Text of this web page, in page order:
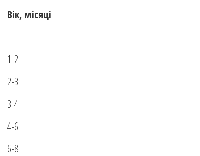
Вік, місяці
1-2
2-3
3-4
4-6
6-8